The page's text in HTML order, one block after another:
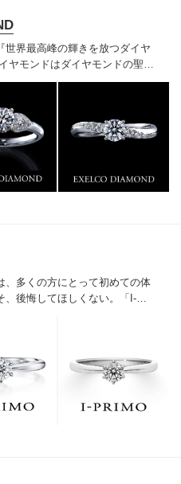
世界最高峰の輝きを放つダイヤ
ヤモンドはダイヤモンドの聖地
の歴史がある真のカッターズ
ンや品質にもこだわっていま
きを一生身に着けていただきた
イヤモンド」「ハードプラチ
わっています。
、多くの方にとって初めての体
、後悔してほしくない。「I-
リング選びの最初の一歩をご一
へ。